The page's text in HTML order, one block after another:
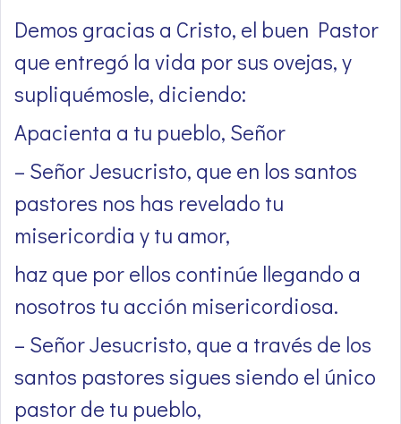
Demos gracias a Cristo, el buen Pastor
que entregó la vida por sus ovejas, y
supliquémosle, diciendo:
Apacienta a tu pueblo, Señor
– Señor Jesucristo, que en los santos
pastores nos has revelado tu
misericordia y tu amor,
haz que por ellos continúe llegando a
nosotros tu acción misericordiosa.
– Señor Jesucristo, que a través de los
santos pastores sigues siendo el único
pastor de tu pueblo,